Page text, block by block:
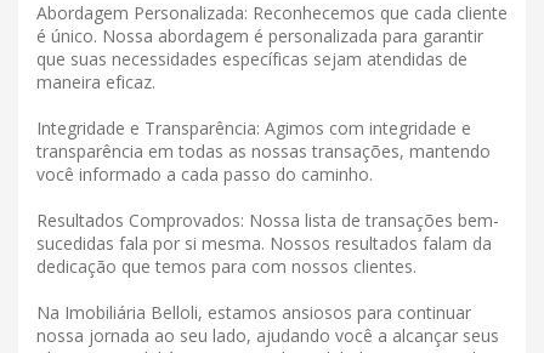
Abordagem Personalizada: Reconhecemos que cada cliente
é único. Nossa abordagem é personalizada para garantir
que suas necessidades específicas sejam atendidas de
maneira eficaz.
Integridade e Transparência: Agimos com integridade e
transparência em todas as nossas transações, mantendo
você informado a cada passo do caminho.
Resultados Comprovados: Nossa lista de transações bem-
sucedidas fala por si mesma. Nossos resultados falam da
dedicação que temos para com nossos clientes.
Na Imobiliária Belloli, estamos ansiosos para continuar
nossa jornada ao seu lado, ajudando você a alcançar seus